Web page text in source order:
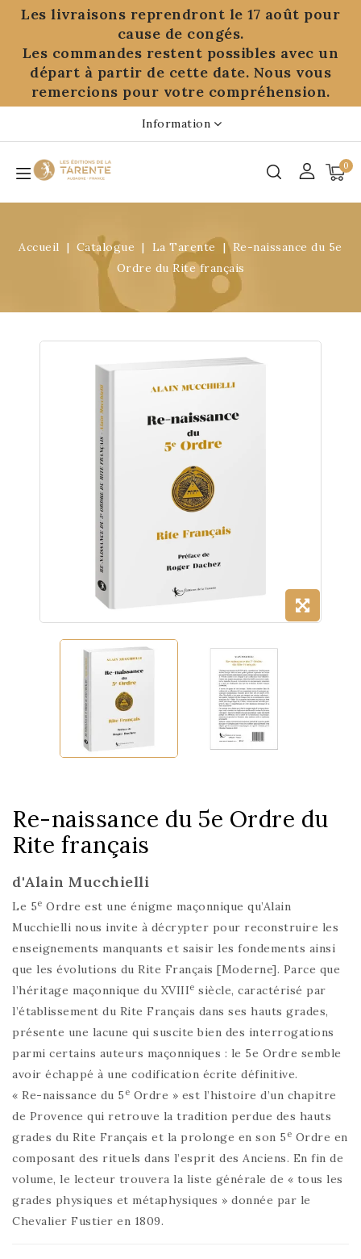
Les livraisons reprendront le 17 août pour
cause de congés.
Les commandes restent possibles avec un
départ à partir de cette date. Nous vous
remercions pour votre compréhension.
Information
0
Accueil Catalogue La Tarente
Re-naissance du 5e
Ordre du Rite français
Re-naissance du 5e Ordre du
Rite français
d'Alain Mucchielli
Le 5e Ordre est une énigme maçonnique qu’Alain
Mucchielli nous invite à décrypter pour reconstruire les
enseignements manquants et saisir les fondements ainsi
que les évolutions du Rite Français [Moderne]. Parce que
l’héritage maçonnique du XVIIIe siècle, caractérisé par
l’établissement du Rite Français dans ses hauts grades,
présente une lacune qui suscite bien des interrogations
parmi certains auteurs maçonniques : le 5e Ordre semble
avoir échappé à une codification écrite définitive.
« Re-naissance du 5 e Ordre » est l’histoire d’un chapitre
de Provence qui retrouve la tradition perdue des hauts
grades du Rite Français et la prolonge en son 5 e Ordre en
composant des rituels dans l’esprit des Anciens. En fin de
volume, le lecteur trouvera la liste générale de « tous les
grades physiques et métaphysiques » donnée par le
Chevalier Fustier en 1809.
Panneau de gestion des cookies